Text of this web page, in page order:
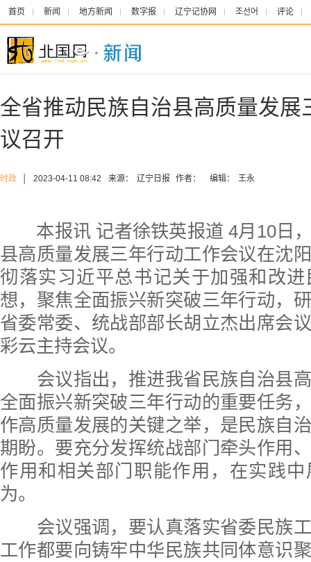
首页 新闻 地方新闻 数字报 辽宁记协网 조선어 评论
全省推动民族自治县高质量发展
议召开
时政 2023-04-11 08:42 来源： 辽宁日报 作者： 编辑： 王永
本报讯 记者徐铁英报道 4月10日
县高质量发展三年行动工作会议在沈
彻落实习近平总书记关于加强和改
想，聚焦全面振兴新突破三年行动，
省委常委、统战部部长胡立杰出席会
彩云主持会议。
会议指出，推进我省民族自治县高
全面振兴新突破三年行动的重要任务
作高质量发展的关键之举，是民族自
期盼。要充分发挥统战部门牵头作用
作用和相关部门职能作用，在实践
为。
会议强调，要认真落实省委民族工
工作都要向铸牢中华民族共同体意识